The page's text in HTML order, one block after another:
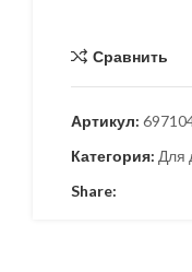
Сравнить
Артикул:
Категория: Для
Share: